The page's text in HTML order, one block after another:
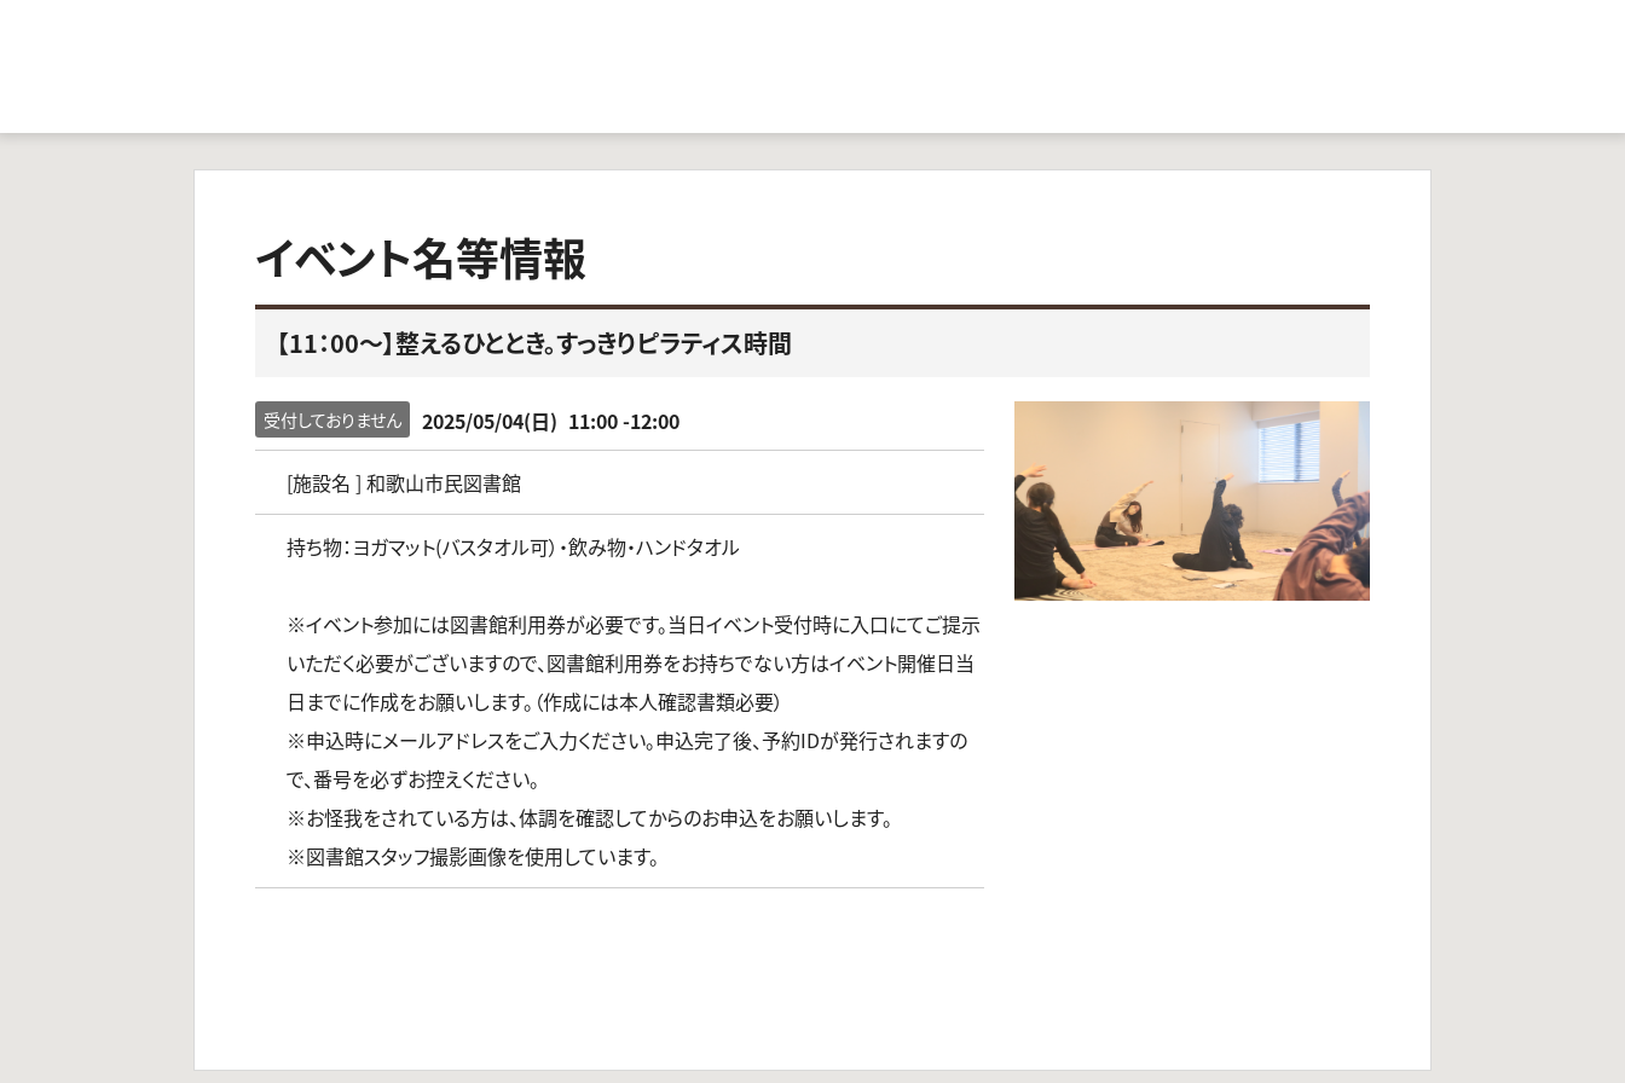
イベント名等情報
【11：00～】整えるひととき。すっきりピラティス時間
受付しておりません 2025/05/04(日) 11:00 -12:00
[施設名 ] 和歌山市民図書館
持ち物：ヨガマット(バスタオル可）・飲み物・ハンドタオル
※イベント参加には図書館利用券が必要です。当日イベント受付時に入口にてご提示
いただく必要がございますので、図書館利用券をお持ちでない方はイベント開催日当
日までに作成をお願いします。（作成には本人確認書類必要）
※申込時にメールアドレスをご入力ください。申込完了後、予約IDが発行されますの
で、番号を必ずお控えください。
※お怪我をされている方は、体調を確認してからのお申込をお願いします。
※図書館スタッフ撮影画像を使用しています。